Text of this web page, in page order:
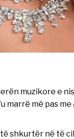
muzikore e
marrë më pas
shkurtër në të